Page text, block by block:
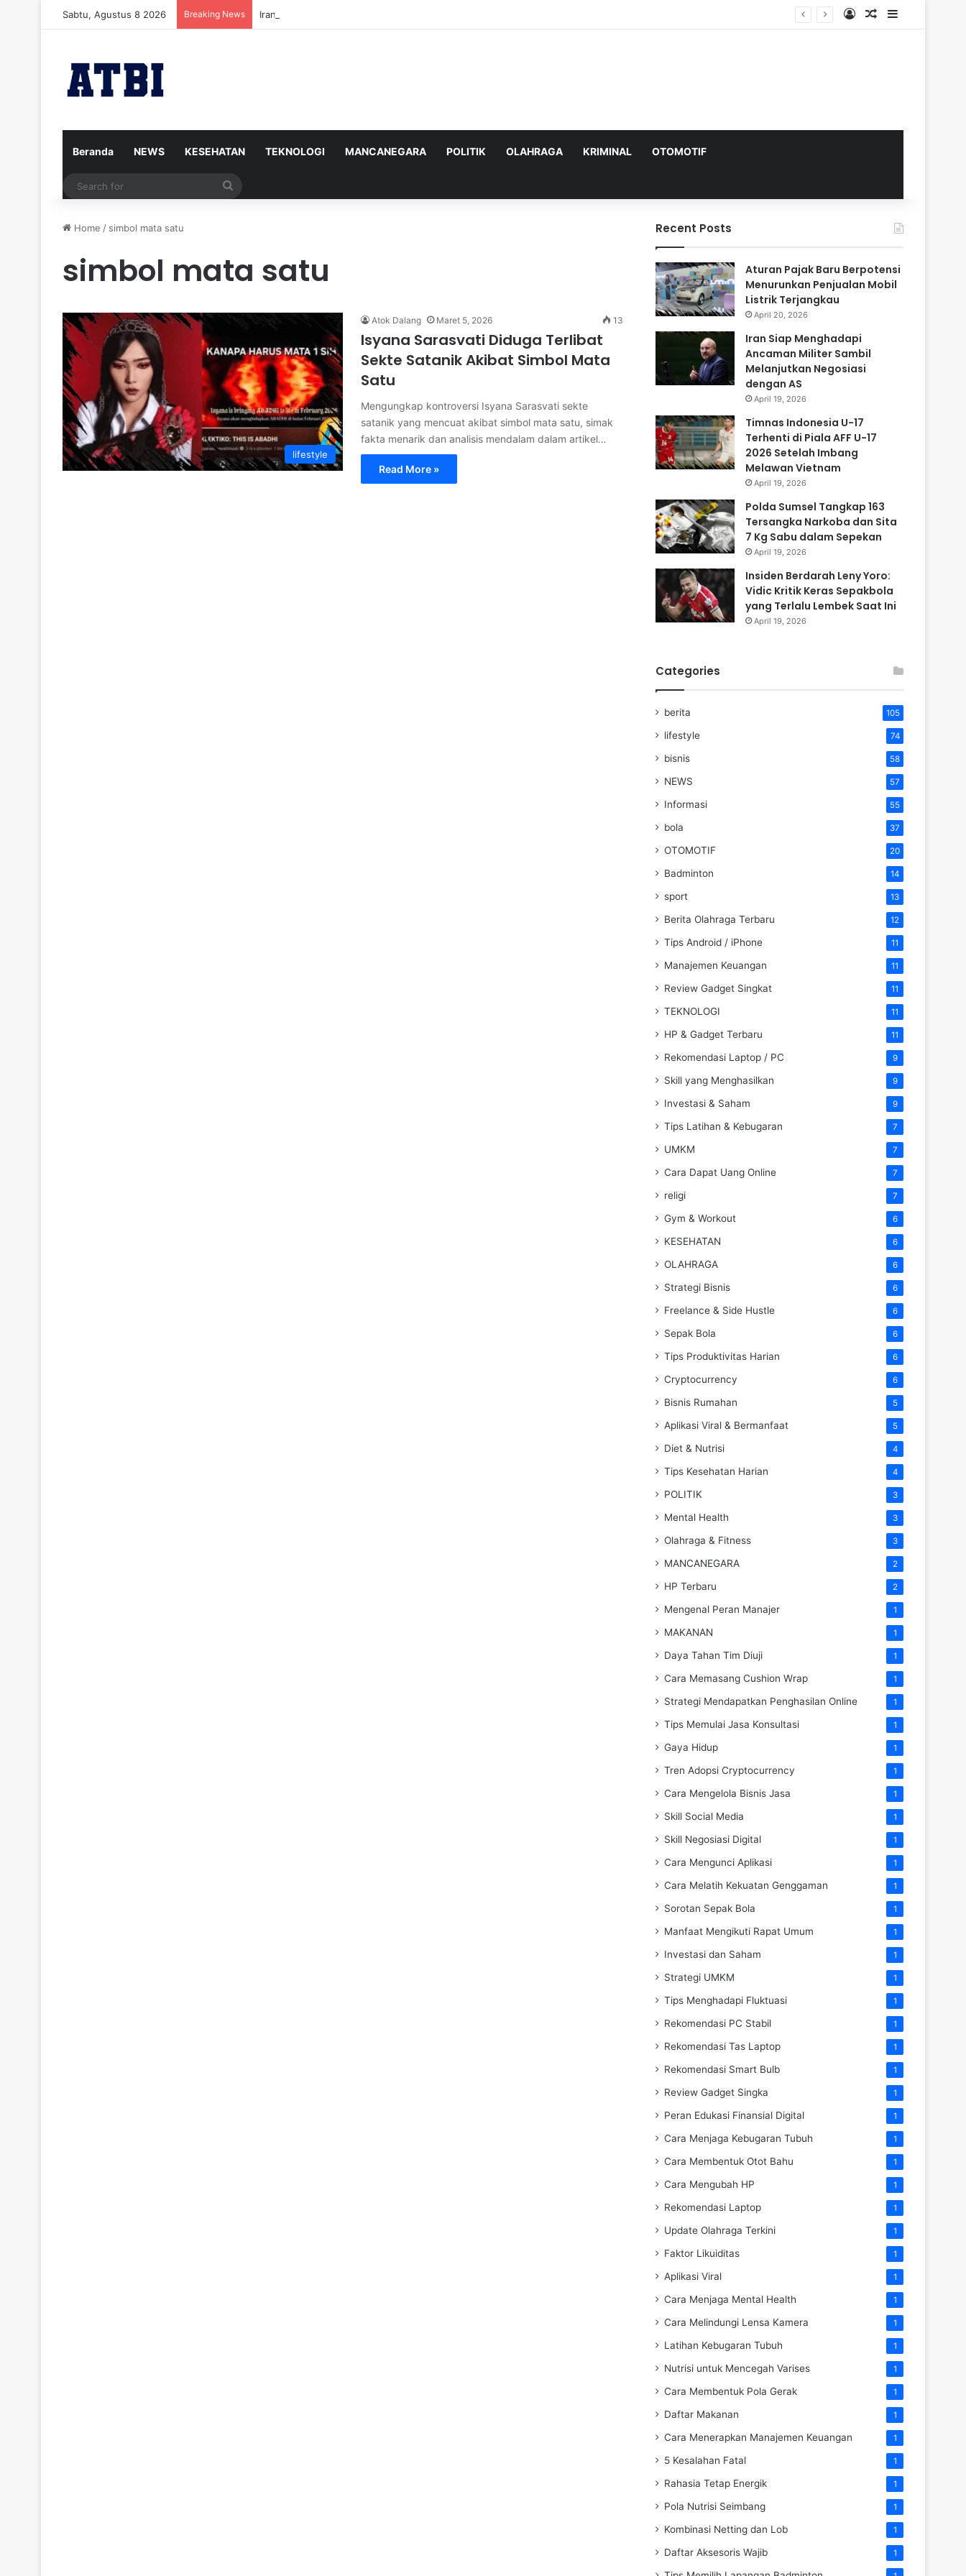
Sabtu, Agustus 8 2026 Breaking News Iran Siap Menghadapi Ancaman Militer Sambil Melanjutkan Negosiasi dengan AS Log InRandom Article
Sidebar
Beranda NEWS KESEHATAN TEKNOLOGI MANCANEGARA POLITIK OLAHRAGA KRIMINAL OTOMOTIF
Home / simbol mata satu
simbol mata satu
lifestyle
Atok Dalang Maret 5, 2026 13
Isyana Sarasvati Diduga Terlibat
Sekte Satanik Akibat Simbol Mata
Satu
Mengungkap kontroversi Isyana Sarasvati sekte
satanik yang mencuat akibat simbol mata satu, simak
fakta menarik dan analisis mendalam dalam artikel…
Read More »
Recent Posts
Aturan Pajak Baru Berpotensi
Menurunkan Penjualan Mobil
Listrik Terjangkau
April 20, 2026
Iran Siap Menghadapi
Ancaman Militer Sambil
Melanjutkan Negosiasi
dengan AS
April 19, 2026
Timnas Indonesia U-17
Terhenti di Piala AFF U-17
2026 Setelah Imbang
Melawan Vietnam
April 19, 2026
Polda Sumsel Tangkap 163
Tersangka Narkoba dan Sita
7 Kg Sabu dalam Sepekan
April 19, 2026
Insiden Berdarah Leny Yoro:
Vidic Kritik Keras Sepakbola
yang Terlalu Lembek Saat Ini
April 19, 2026
Categories
berita 105
lifestyle 74
bisnis 58
NEWS 57
Informasi 55
bola 37
OTOMOTIF 20
Badminton 14
sport 13
Berita Olahraga Terbaru 12
Tips Android / iPhone 11
Manajemen Keuangan 11
Review Gadget Singkat 11
TEKNOLOGI 11
HP & Gadget Terbaru 11
Rekomendasi Laptop / PC 9
Skill yang Menghasilkan 9
Investasi & Saham 9
Tips Latihan & Kebugaran 7
UMKM 7
Cara Dapat Uang Online 7
religi 7
Gym & Workout 6
KESEHATAN 6
OLAHRAGA 6
Strategi Bisnis 6
Freelance & Side Hustle 6
Sepak Bola 6
Tips Produktivitas Harian 6
Cryptocurrency 6
Bisnis Rumahan 5
Aplikasi Viral & Bermanfaat 5
Diet & Nutrisi 4
Tips Kesehatan Harian 4
POLITIK 3
Mental Health 3
Olahraga & Fitness 3
MANCANEGARA 2
HP Terbaru 2
Mengenal Peran Manajer 1
MAKANAN 1
Daya Tahan Tim Diuji 1
Cara Memasang Cushion Wrap 1
Strategi Mendapatkan Penghasilan Online 1
Tips Memulai Jasa Konsultasi 1
Gaya Hidup 1
Tren Adopsi Cryptocurrency 1
Cara Mengelola Bisnis Jasa 1
Skill Social Media 1
Skill Negosiasi Digital 1
Cara Mengunci Aplikasi 1
Cara Melatih Kekuatan Genggaman 1
Sorotan Sepak Bola 1
Manfaat Mengikuti Rapat Umum 1
Investasi dan Saham 1
Strategi UMKM 1
Tips Menghadapi Fluktuasi 1
Rekomendasi PC Stabil 1
Rekomendasi Tas Laptop 1
Rekomendasi Smart Bulb 1
Review Gadget Singka 1
Peran Edukasi Finansial Digital 1
Cara Menjaga Kebugaran Tubuh 1
Cara Membentuk Otot Bahu 1
Cara Mengubah HP 1
Rekomendasi Laptop 1
Update Olahraga Terkini 1
Faktor Likuiditas 1
Aplikasi Viral 1
Cara Menjaga Mental Health 1
Cara Melindungi Lensa Kamera 1
Latihan Kebugaran Tubuh 1
Nutrisi untuk Mencegah Varises 1
Cara Membentuk Pola Gerak 1
Daftar Makanan 1
Cara Menerapkan Manajemen Keuangan 1
5 Kesalahan Fatal 1
Rahasia Tetap Energik 1
Pola Nutrisi Seimbang 1
Kombinasi Netting dan Lob 1
Daftar Aksesoris Wajib 1